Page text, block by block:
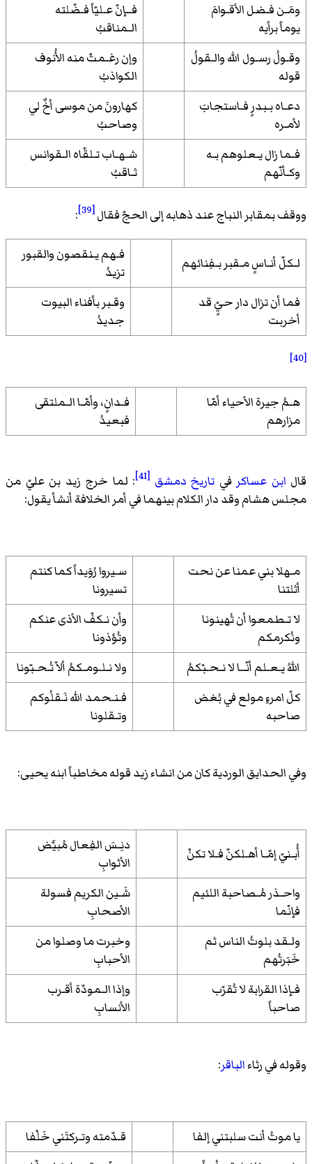
ومَـن فـضل الأقـوامَ
يوماً برأيه
فــإنّ عـليّاً فـضّلته
الـمناقبُ
وقـولُ رسـول الله والـقولُ
قوله
وإن رغـمتْ منه الأُنوف
الكواذبُ
دعـاه بـبدرٍ فـاستجابَ
لأمـره
كهارونَ من موسى أخٌ لي
وصاحبُ
فـما زال يـعلوهم بـه
وكـأنّهم
شـهـاب تـلقّاه الـقوانس
ثـاقبُ
ووقف بمقابر النباج عند ذهابه إلى الحجّ فقال[39]
:
لـكلّ أنـاسٍ مـقبر بـفِنائهم
فـهم يـنقصون والقبور
تزيدُ
فما أن تزال دار حيٍّ قد
أخربت
وقـبر بأفناء البيوت
جديدُ
[40]
هـمُ جيرة الأحياء أمّا
مزارهم
فـدانٍ، وأمّـا الـملتقى
فبعيدُ
قال ابن عساكر في تاريخ دمشق [41]
: لما خرج زيد بن عليّ من
مجلس هشام وقد دار الكلام بينهما في أمر الخلافة أنشأ يقول:
مـهلا بني عمنا عن نحت
أثلتنا
سـيروا رُوَيداً كما كنتم
تسيرونا
لا تـطمعوا أن تُهينونا
ونُكرمكم
وأن نـكفّ الأذى عنكم
وتُؤذونا
اللهُ يـعـلم أنّــا لا نـحـبّكمُ
ولا نـلـومـكمُ ألاّ تُـحـبّونا
كلّ امرءٍ مولع في بُغض
صاحبه
فـنـحمد الله نَـقلُوكم
وتـقلونا
وفيالحدايق الورديةكان من انشاء زيد قوله مخاطباً ابنه يحيى:
أُبـنيّ إمّـا أهـلكنّ فـلا تكنْ
دنِـسَ الفِعال مُبيَّض
الأثوابِ
واحـذر مُـصاحبة اللئيم
فإنّما
شَـين الكريم فسولة
الأصحابِ
ولـقد بلوتُ الناس ثم
خَبَرتُهم
وخبرت ما وصلوا من
الأحبابِ
فـإذا القرابة لا تُقرّب
صاحباً
وإذا الـمودّة أقـرب
الأنسابِ
وقوله في رثاءالباقر:
يا موتُ أنت سلبتني إلفا
قـدّمته وتـركتَني خَلْفا